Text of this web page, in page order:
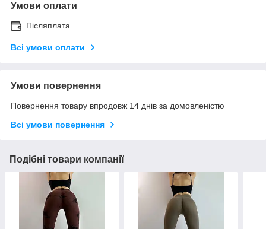
Умови оплати
Післяплата
Всі умови оплати
Умови повернення
Повернення товару впродовж 14 днів за домовленістю
Всі умови повернення
Подібні товари компанії